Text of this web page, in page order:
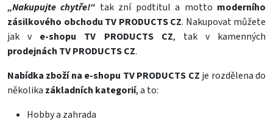
„Nakupujte chytře!“ tak zní podtitul a motto moderního
zásilkového obchodu TV PRODUCTS CZ. Nakupovat můžete
jak v e-shopu TV PRODUCTS CZ, tak v kamenných
prodejnách TV PRODUCTS CZ.
Nabídka zboží na e-shopu TV PRODUCTS CZ je rozdělena do
několika základních kategorií, a to:
Hobby a zahrada